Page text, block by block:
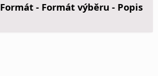
Formát - Formát výběru - Popis